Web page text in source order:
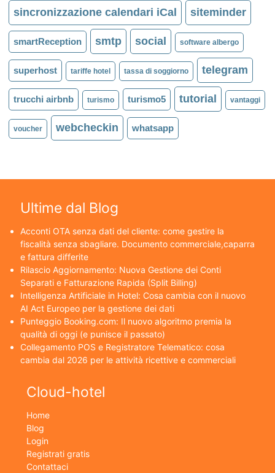
sincronizzazione calendari iCal siteminder
smartReception smtp social software albergo
superhost tariffe hotel tassa di soggiorno telegram
trucchi airbnb turismo turismo5 tutorial vantaggi
voucher webcheckin whatsapp
Ultime dal Blog
Acconti OTA senza dati del cliente: come gestire la
fiscalità senza sbagliare. Documento commerciale,caparra
e fattura differite
Rilascio Aggiornamento: Nuova Gestione dei Conti
Separati e Fatturazione Rapida (Split Billing)
Intelligenza Artificiale in Hotel: Cosa cambia con il nuovo
AI Act Europeo per la gestione dei dati
Punteggio Booking.com: Il nuovo algoritmo premia la
qualità di oggi (e punisce il passato)
Collegamento POS e Registratore Telematico: cosa
cambia dal 2026 per le attività ricettive e commerciali
Cloud-hotel
Home
Blog
Login
Registrati gratis
Contattaci